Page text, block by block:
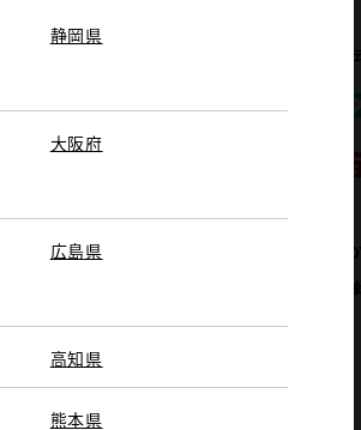
静岡県
大阪府
広島県
高知県
熊本県
TOYOTA SHARE
トヨタのau/UQ
リコール情報